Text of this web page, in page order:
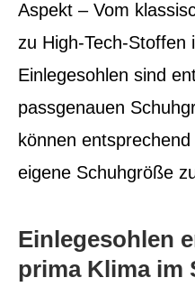
Aspekt – Vom
zu High-Tech-Stoffen
Einlegesohlen sind
passgenauen
können
eigene Schuhgröße
Einlegesohlen
prima Klima im